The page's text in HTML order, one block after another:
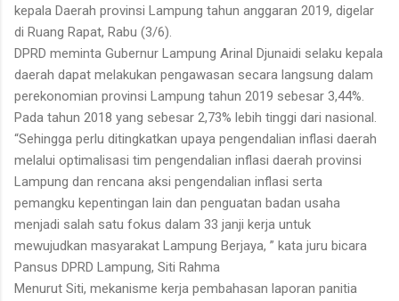
kepala Daerah provinsi Lampung tahun anggaran 2019, digelar
di Ruang Rapat, Rabu (3/6).
DPRD meminta Gubernur Lampung Arinal Djunaidi selaku kepala
daerah dapat melakukan pengawasan secara langsung dalam
perekonomian provinsi Lampung tahun 2019 sebesar 3,44%.
Pada tahun 2018 yang sebesar 2,73% lebih tinggi dari nasional.
“Sehingga perlu ditingkatkan upaya pengendalian inflasi daerah
melalui optimalisasi tim pengendalian inflasi daerah provinsi
Lampung dan rencana aksi pengendalian inflasi serta
pemangku kepentingan lain dan penguatan badan usaha
menjadi salah satu fokus dalam 33 janji kerja untuk
mewujudkan masyarakat Lampung Berjaya, ” kata juru bicara
Pansus DPRD Lampung, Siti Rahma
Menurut Siti, mekanisme kerja pembahasan laporan panitia